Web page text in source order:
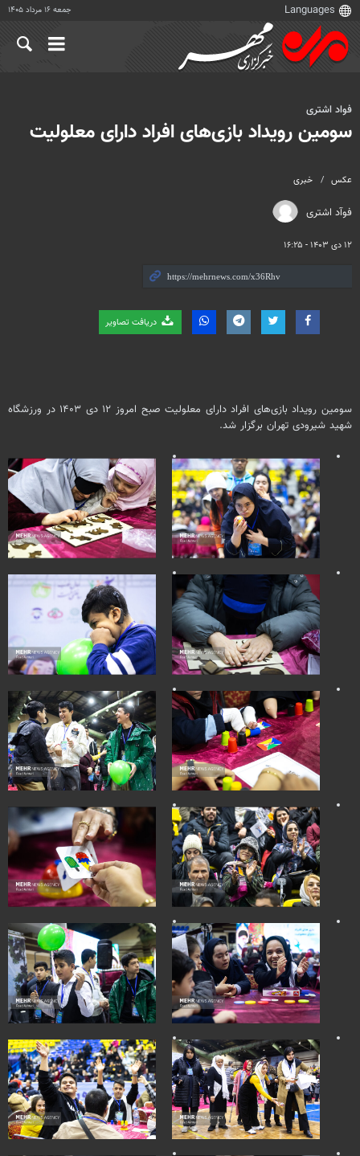
جمعه ۱۶ مرداد ۱۴۰۵
عکس خبری
فوآد اشتری
۱۲ دی ۱۴۰۳ - ۱۶:۲۵
دریافت تصاویر
فواد اشتری
سومین رویداد بازی‌های افراد دارای معلولیت
سومین رویداد بازی‌های افراد دارای معلولیت صبح امروز ۱۲ دی ۱۴۰۳ در ورزشگاه
شهید شیرودی تهران برگزار شد.